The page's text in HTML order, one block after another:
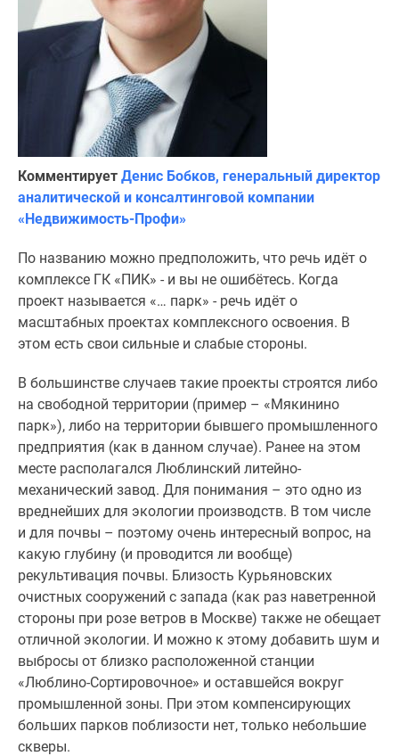
Комментирует Денис Бобков, генеральный директор
аналитической и консалтинговой компании
«Недвижимость-Профи»
По названию можно предположить, что речь идёт о
комплексе ГК «ПИК» - и вы не ошибётесь. Когда
проект называется «… парк» - речь идёт о
масштабных проектах комплексного освоения. В
этом есть свои сильные и слабые стороны.
В большинстве случаев такие проекты строятся либо
на свободной территории (пример – «Мякинино
парк»), либо на территории бывшего промышленного
предприятия (как в данном случае). Ранее на этом
месте располагался Люблинский литейно-
механический завод. Для понимания – это одно из
вреднейших для экологии производств. В том числе
и для почвы – поэтому очень интересный вопрос, на
какую глубину (и проводится ли вообще)
рекультивация почвы. Близость Курьяновских
очистных сооружений с запада (как раз наветренной
стороны при розе ветров в Москве) также не обещает
отличной экологии. И можно к этому добавить шум и
выбросы от близко расположенной станции
«Люблино-Сортировочное» и оставшейся вокруг
промышленной зоны. При этом компенсирующих
больших парков поблизости нет, только небольшие
скверы.